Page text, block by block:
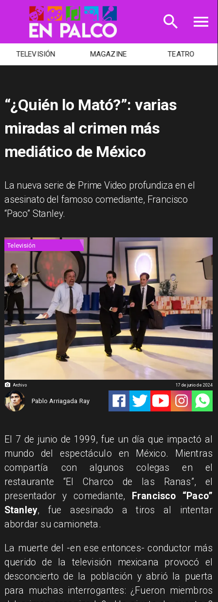
MAGAZINE TEATRO MÚSICA
“¿Quién lo Mató?”: varias
miradas al crimen más
mediático de México
​La nueva serie de Prime Video profundiza en el
asesinato del famoso comediante, Francisco
“Paco” Stanley.
Archivo
Televisión
Pablo Arriagada Ray
17 de junio de 2024
El 7 de junio de 1999, fue un día que impactó al
mundo del espectáculo en México. Mientras
compartía con algunos colegas en el
restaurante “El Charco de las Ranas”, el
presentador y comediante,
Francisco “Paco”
Stanley, fue asesinado a tiros al intentar
abordar su camioneta.
La muerte del -en ese entonces- conductor más
querido de la televisión mexicana provocó el
desconcierto de la población y abrió la puerta
para muchas interrogantes: ¿Fueron miembros